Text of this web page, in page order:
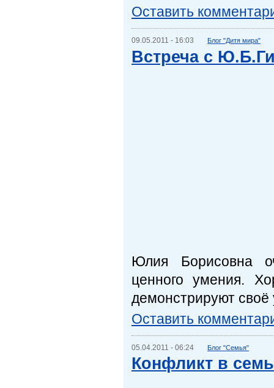
Оставить
09.05.2011 - 16:03 Блог "Дитя мира"
Встреча с
Юлия Борисовна
ценного умения.
демонстрируют
Оставить
05.04.2011 - 06:24 Блог "Семья"
Конфликт в